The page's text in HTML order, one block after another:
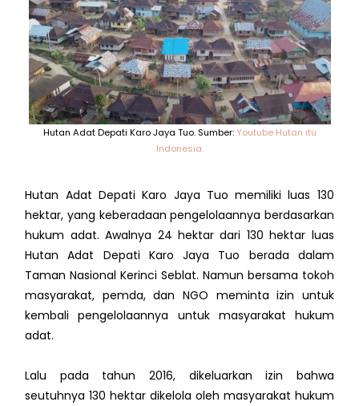
Hutan Adat Depati Karo Jaya Tuo. Sumber:Youtube Hutan itu
Indonesia.
Hutan Adat Depati Karo Jaya Tuo memiliki luas 130
hektar, yang keberadaan pengelolaannya berdasarkan
hukum adat. Awalnya 24 hektar dari 130 hektar luas
Hutan Adat Depati Karo Jaya Tuo berada dalam
Taman Nasional Kerinci Seblat. Namun bersama tokoh
masyarakat, pemda, dan NGO meminta izin untuk
kembali pengelolaannya untuk masyarakat hukum
adat.
Lalu pada tahun 2016, dikeluarkan izin bahwa
seutuhnya 130 hektar dikelola oleh masyarakat hukum